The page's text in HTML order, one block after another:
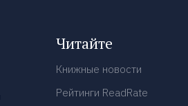
Читайте
Книжные новости
Рейтинги ReadRate